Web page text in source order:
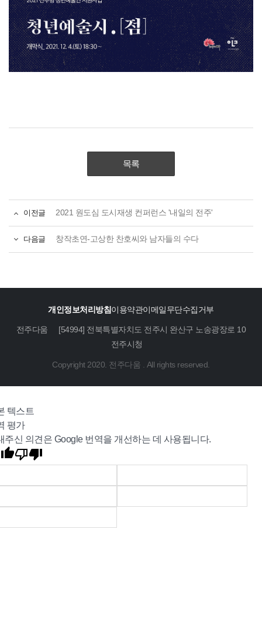
목록
이전글 2021 원도심 도시재생 컨퍼런스 '내일의 전주'
다음글 창작초연-고상한 찬호씨와 남자들의 수다
개인정보처리방침이용약관이메일무단수집거부
전주다움
[54994] 전북특별자치도 전주시 완산구 노송광장로 10
전주시청
Copyright 2020. 전주다움 . All rights reserved.
텍스트
평가
주신 의견은 Google 번역을 개선하는 데 사용됩니다.